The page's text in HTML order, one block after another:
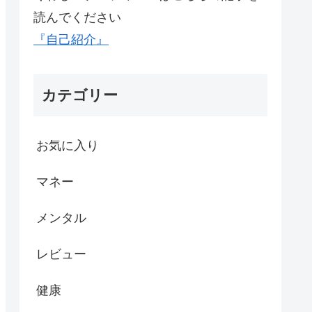
読んでください
『自己紹介』
カテゴリー
お気に入り
マネー
メンタル
レビュー
健康